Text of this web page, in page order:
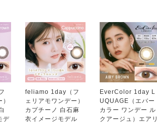
デ
feliamo 1day（フ
ェリアモワンデー）
カプチーノ 白石麻
衣イメージモデル
EverColor 1day L
UQUAGE（エバー
カラー ワンデー ル
クアージュ）エアリ